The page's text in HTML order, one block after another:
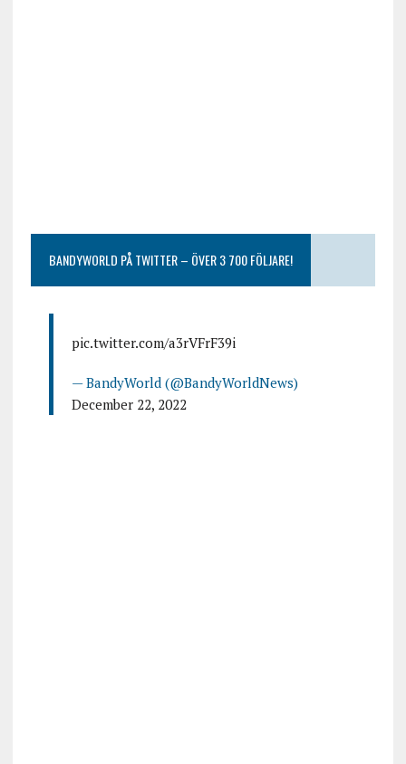
BANDYWORLD PÅ TWITTER – ÖVER 3 700 FÖLJARE!
pic.twitter.com/a3rVFrF39i
— BandyWorld (@BandyWorldNews)
December 22, 2022